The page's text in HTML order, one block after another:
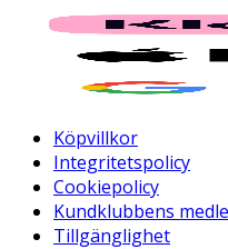
Köpvillkor
Integritetspolicy
Cookiepolicy
Kundklubbens
Tillgänglighet